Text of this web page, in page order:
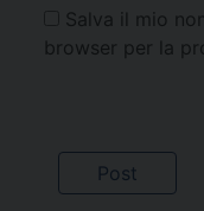
Salva il mio
browser per la